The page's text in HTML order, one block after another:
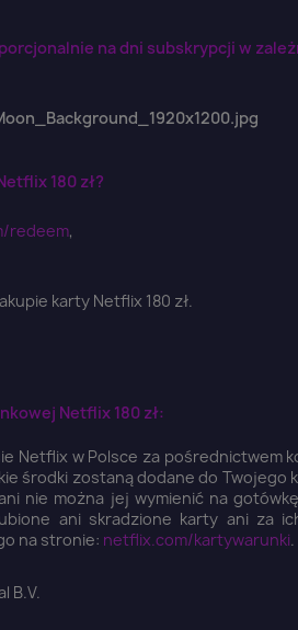
na dni subskrypcji w
180 zł?
redeem,
karty Netflix 180 zł.
Netflix 180 zł:
Netflix w Polsce za pośrednictwem
środki zostaną dodane do
nie można jej wymienić na
ani skradzione karty ani za
na stronie: netflix.com/kartywarunki.
B.V.